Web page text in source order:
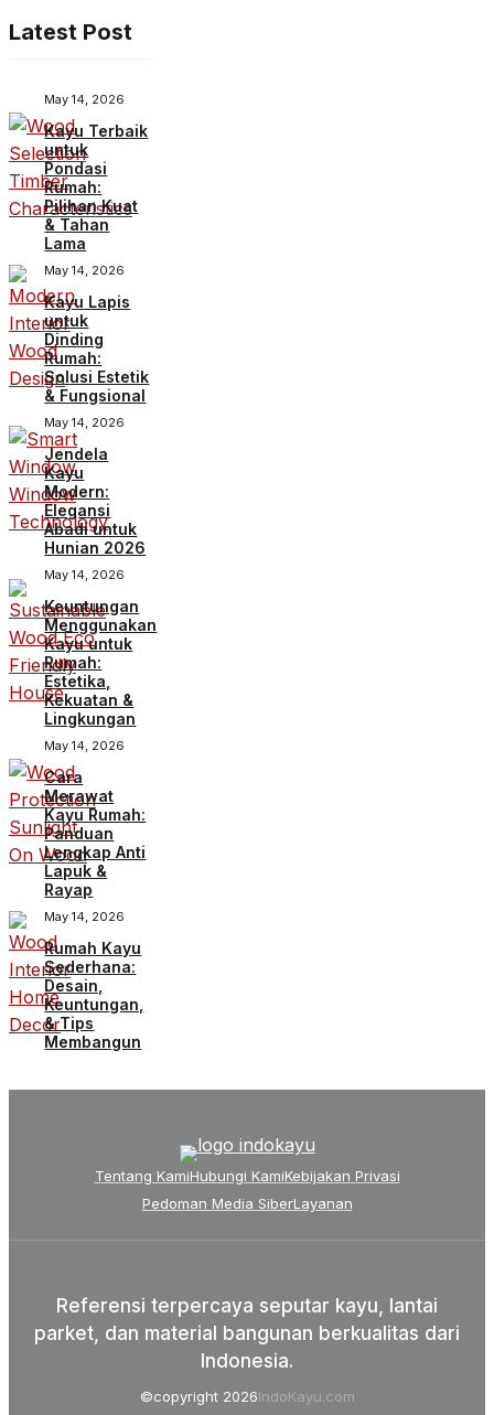
Latest Post
May 14, 2026
Kayu Terbaik
untuk
Pondasi
Rumah:
Pilihan Kuat
& Tahan
Lama
May 14, 2026
Kayu Lapis
untuk
Dinding
Rumah:
Solusi Estetik
& Fungsional
May 14, 2026
Jendela
Kayu
Modern:
Elegansi
Abadi untuk
Hunian 2026
May 14, 2026
Keuntungan
Menggunakan
Kayu untuk
Rumah:
Estetika,
Kekuatan &
Lingkungan
May 14, 2026
Cara
Merawat
Kayu Rumah:
Panduan
Lengkap Anti
Lapuk &
Rayap
May 14, 2026
Rumah Kayu
Sederhana:
Desain,
Keuntungan,
& Tips
Membangun
Tentang KamiHubungi KamiKebijakan Privasi
Pedoman Media SiberLayanan
Referensi terpercaya seputar kayu, lantai
parket, dan material bangunan berkualitas dari
Indonesia.
©copyright 2026IndoKayu.com